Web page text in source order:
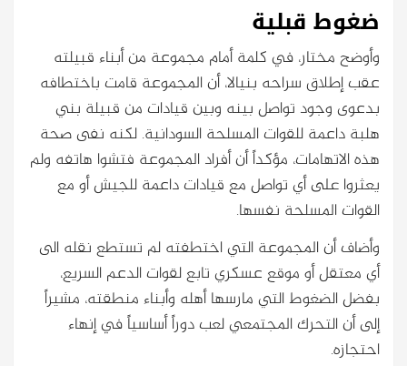
ضغوط قبلية
وأوضح مختار، في كلمة أمام مجموعة من أبناء قبيلته
عقب إطلاق سراحه بنيالا، أن المجموعة قامت باختطافه
بدعوى وجود تواصل بينه وبين قيادات من قبيلة بني
هلبة داعمة للقوات المسلحة السودانية. لكنه نفى صحة
هذه الاتهامات، مؤكداً أن أفراد المجموعة فتشوا هاتفه ولم
يعثروا على أي تواصل مع قيادات داعمة للجيش أو مع
القوات المسلحة نفسها.
وأضاف أن المجموعة التي اختطفته لم تستطع نقله الى
أي معتقل أو موقع عسكري تابع لقوات الدعم السريع،
بفضل الضغوط التي مارسها أهله وأبناء منطقته، مشيراً
إلى أن التحرك المجتمعي لعب دوراً أساسياً في إنهاء
احتجازه.